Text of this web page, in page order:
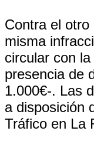
Contra el
misma
circular con
presencia de
1.000€-. Las
a disposición
Tráfico en La